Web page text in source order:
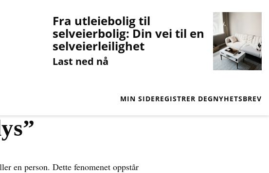
Fra utleiebolig til
selveierbolig: Din vei til en
selveierleilighet
Last ned nå
MIN SIDEREGISTRER DEGNYHETSBREV
en person. Dette fenomenet oppstår